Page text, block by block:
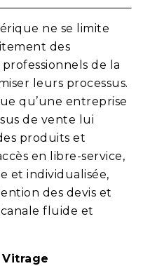
ne se limite
des
de la
leurs processus.
qu’une entreprise
de vente lui
produits et
en libre-service,
et individualisée,
des devis et
fluide et